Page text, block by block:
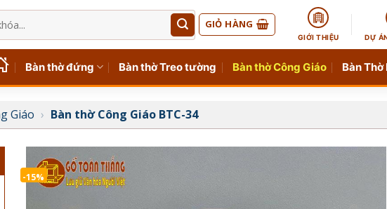
GIỎ HÀNG
GIỚI THIỆU DỰ
Bàn thờ đứng Bàn thờ Treo tường Bàn thờ Công Giáo Bàn Thờ
Giáo › Bàn thờ Công Giáo BTC-34
-15%